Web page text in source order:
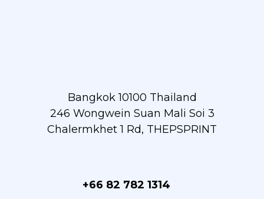
Bangkok 10100 Thailand
246 Wongwein Suan Mali Soi 3
Chalermkhet 1 Rd, THEPSPRINT
+66 82 782 1314